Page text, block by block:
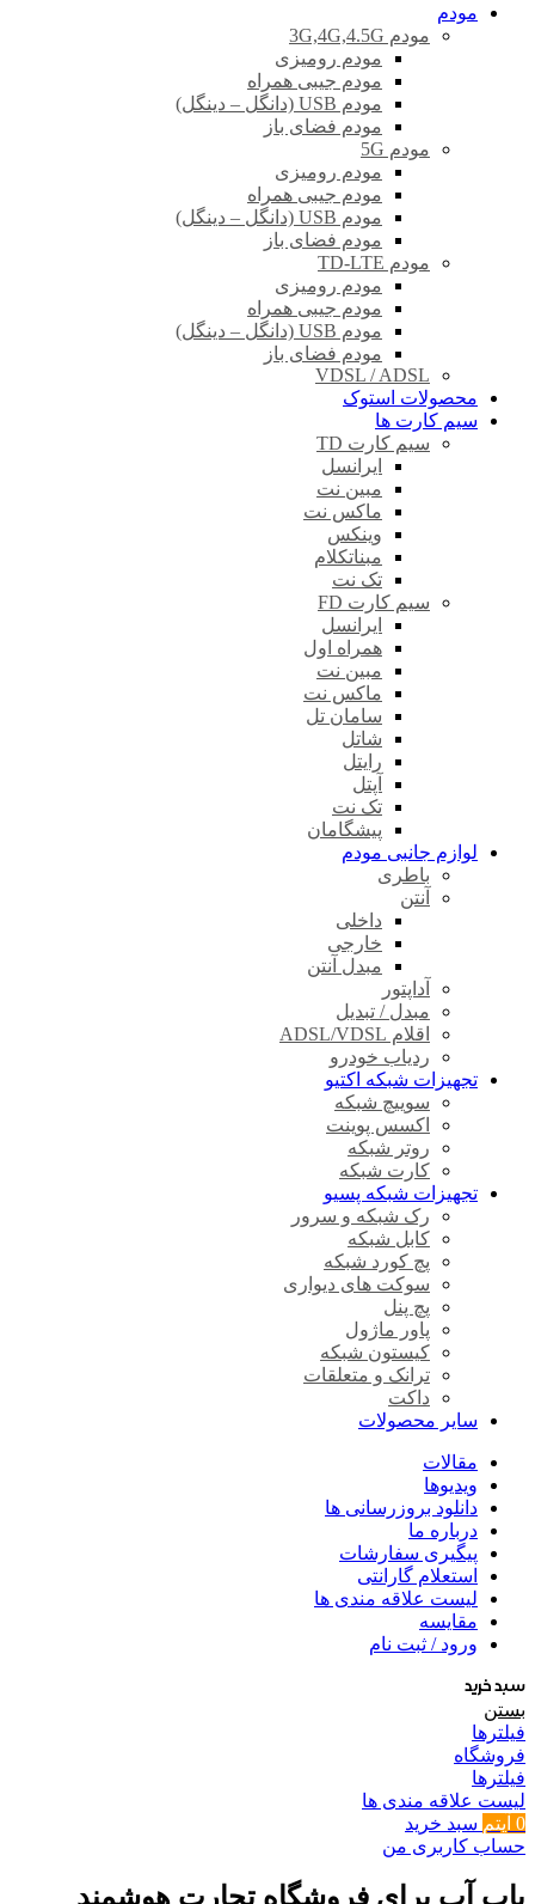
مودم
مودم 3G,4G,4.5G
مودم رومیزی
مودم جیبی همراه
مودم USB (دانگل – دینگل)
مودم فضای باز
مودم 5G
مودم رومیزی
مودم جیبی همراه
مودم USB (دانگل – دینگل)
مودم فضای باز
مودم TD-LTE
مودم رومیزی
مودم جیبی همراه
مودم USB (دانگل – دینگل)
مودم فضای باز
VDSL / ADSL
محصولات استوک
سیم کارت ها
سیم کارت TD
ایرانسل
مبین نت
ماکس نت
وینکس
مبناتکلام
تک نت
سیم کارت FD
ایرانسل
همراه اول
مبین نت
ماکس نت
سامان تل
شاتل
رایتل
آپتل
تک نت
پیشگامان
لوازم جانبی مودم
باطری
آنتن
داخلی
خارجی
مبدل آنتن
آداپتور
مبدل / تبدیل
اقلام ADSL/VDSL
ردیاب خودرو
تجهیزات شبکه اکتیو
سوییچ شبکه
اکسس پوینت
روتر شبکه
کارت شبکه
تجهیزات شبکه پسیو
رک شبکه و سرور
کابل شبکه
پچ کورد شبکه
سوکت های دیواری
پچ پنل
پاور ماژول
کیستون شبکه
ترانک و متعلقات
داکت
سایر محصولات
مقالات
ویدیوها
دانلود بروزرسانی ها
درباره ما
پیگیری سفارشات
استعلام گارانتی
لیست علاقه مندی ها
مقایسه
ورود / ثبت نام
سبد خرید
بستن
فیلترها
فروشگاه
فیلترها
لیست علاقه مندی ها
0 آیتم سبد خرید
حساب کاربری من
پاپ آپ برای فروشگاه تجارت هوشمند